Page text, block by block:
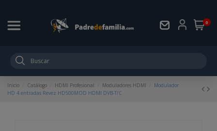
0
Inicio Catálogo HDMI Profesional Moduladores HDMI
Modulador
HD 4 entradas Revez HD500MOD HDMI DVB-T/C